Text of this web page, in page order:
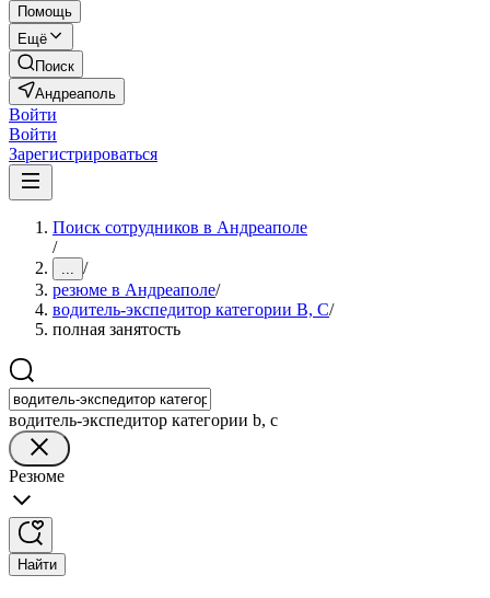
Помощь
Ещё
Поиск
Андреаполь
Войти
Войти
Зарегистрироваться
Поиск сотрудников в Андреаполе
/
... /
резюме в Андреаполе/
водитель-экспедитор категории B, C/
полная занятость
водитель-экспедитор категории b, c
Резюме
Найти